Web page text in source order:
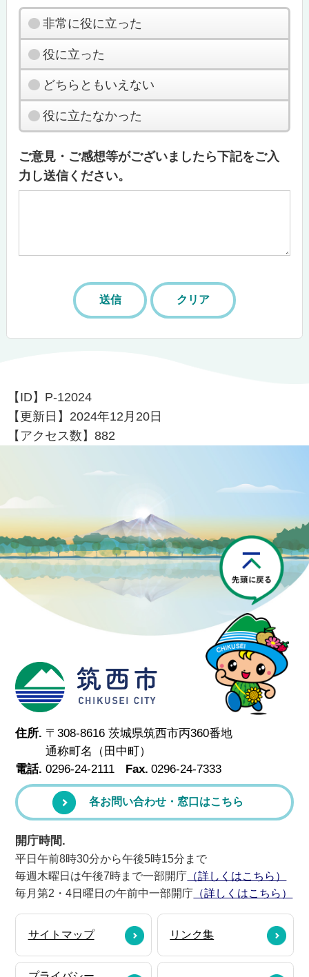
非常に役に立った
役に立った
どちらともいえない
役に立たなかった
ご意見・ご感想等がございましたら下記をご入
力し送信ください。
【ID】 P-12024
【更新日】 2024年12月20日
【アクセス数】882
筑西市
住所. 〒308-8616 茨城県筑西市丙360番地
通称町名（田中町）
電話. 0296-24-2111 Fax. 0296-24-7333
各お問い合わせ・窓口はこちら
開庁時間.
平日午前8時30分から午後5時15分まで
毎週木曜日は午後7時まで一部開庁 （詳しくはこちら）
毎月第2・4日曜日の午前中一部開庁 （詳しくはこちら）
サイトマップ リンク集